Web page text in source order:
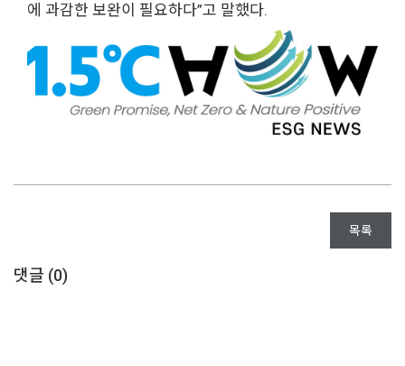
에 과감한 보완이 필요하다”고 말했다.
목록
댓글 (0)